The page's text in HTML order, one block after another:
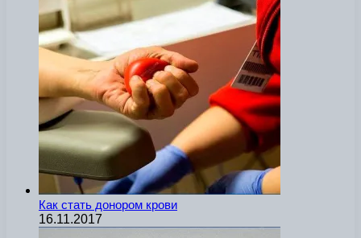
Как стать донором крови
16.11.2017